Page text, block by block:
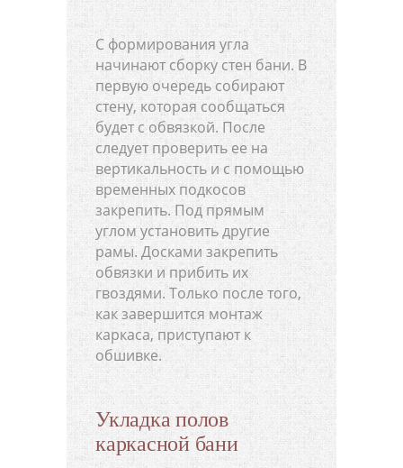
С формирования угла
начинают сборку стен бани. В
первую очередь собирают
стену, которая сообщаться
будет с обвязкой. После
следует проверить ее на
вертикальность и с помощью
временных подкосов
закрепить. Под прямым
углом установить другие
рамы. Досками закрепить
обвязки и прибить их
гвоздями. Только после того,
как завершится монтаж
каркаса, приступают к
обшивке.
Укладка полов
каркасной бани